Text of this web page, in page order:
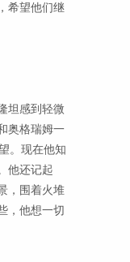
希望他们继
坦感到轻微
奥格瑞姆一
。现在他知
他还记起
，围着火堆
，他想一切